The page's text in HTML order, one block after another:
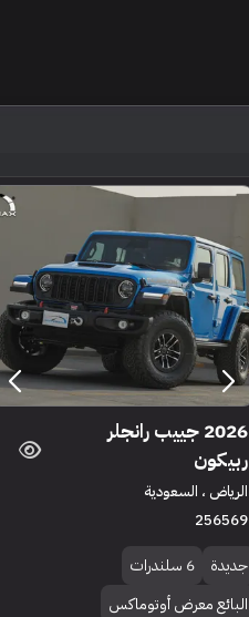
2026 جييب رانجلر
ربيكون
الرياض ، السعودية
256569
جديدة
6 سلندرات
البائع معرض أوتوماكس